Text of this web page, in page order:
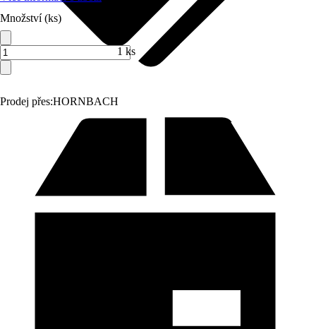
Prodej přes:HORNBACH
Množství (ks)
1 ks